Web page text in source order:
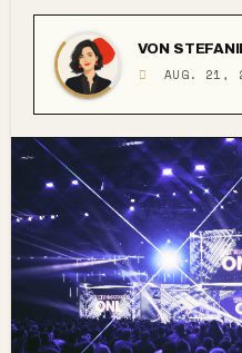
VON
AUG. 21,